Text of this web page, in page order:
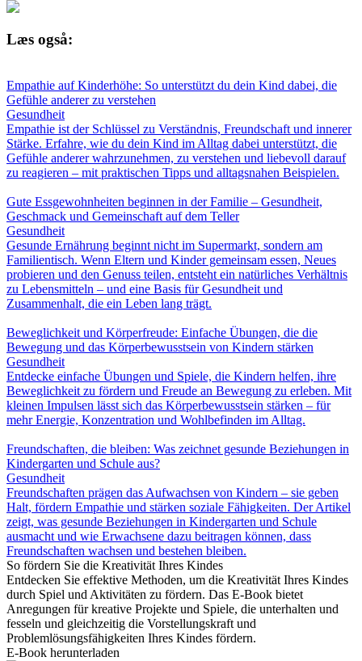
Læs også:
Empathie auf Kinderhöhe: So unterstützt du dein Kind dabei, die
Gefühle anderer zu verstehen
Gesundheit
Empathie ist der Schlüssel zu Verständnis, Freundschaft und innerer
Stärke. Erfahre, wie du dein Kind im Alltag dabei unterstützt, die
Gefühle anderer wahrzunehmen, zu verstehen und liebevoll darauf
zu reagieren – mit praktischen Tipps und alltagsnahen Beispielen.
Gute Essgewohnheiten beginnen in der Familie – Gesundheit,
Geschmack und Gemeinschaft auf dem Teller
Gesundheit
Gesunde Ernährung beginnt nicht im Supermarkt, sondern am
Familientisch. Wenn Eltern und Kinder gemeinsam essen, Neues
probieren und den Genuss teilen, entsteht ein natürliches Verhältnis
zu Lebensmitteln – und eine Basis für Gesundheit und
Zusammenhalt, die ein Leben lang trägt.
Beweglichkeit und Körperfreude: Einfache Übungen, die die
Bewegung und das Körperbewusstsein von Kindern stärken
Gesundheit
Entdecke einfache Übungen und Spiele, die Kindern helfen, ihre
Beweglichkeit zu fördern und Freude an Bewegung zu erleben. Mit
kleinen Impulsen lässt sich das Körperbewusstsein stärken – für
mehr Energie, Konzentration und Wohlbefinden im Alltag.
Freundschaften, die bleiben: Was zeichnet gesunde Beziehungen in
Kindergarten und Schule aus?
Gesundheit
Freundschaften prägen das Aufwachsen von Kindern – sie geben
Halt, fördern Empathie und stärken soziale Fähigkeiten. Der Artikel
zeigt, was gesunde Beziehungen in Kindergarten und Schule
ausmacht und wie Erwachsene dazu beitragen können, dass
Freundschaften wachsen und bestehen bleiben.
So fördern Sie die Kreativität Ihres Kindes
Entdecken Sie effektive Methoden, um die Kreativität Ihres Kindes
durch Spiel und Aktivitäten zu fördern. Das E-Book bietet
Anregungen für kreative Projekte und Spiele, die unterhalten und
fesseln und gleichzeitig die Vorstellungskraft und
Problemlösungsfähigkeiten Ihres Kindes fördern.
E-Book herunterladen